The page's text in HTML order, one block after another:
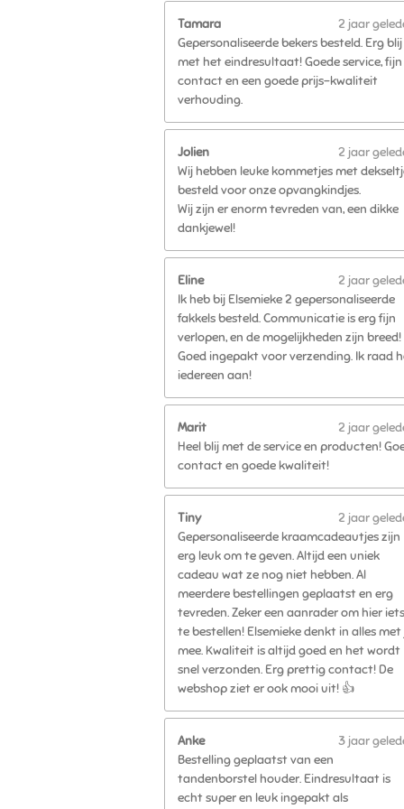
Tamara
2 jaar
Gepersonaliseerde bekers besteld. Erg blij
met het eindresultaat! Goede service, fijn
contact en een goede prijs-kwaliteit
verhouding.
Jolien
2 jaar
Wij hebben leuke kommetjes met
besteld voor onze opvangkindjes.
Wij zijn er enorm tevreden van, een dikke
dankjewel!
Eline
2 jaar
Ik heb bij Elsemieke 2 gepersonaliseerde
fakkels besteld. Communicatie is erg fijn
verlopen, en de mogelijkheden zijn breed!
Goed ingepakt voor verzending. Ik raad
iedereen aan!
Marit
2 jaar
Heel blij met de service en producten!
contact en goede kwaliteit!
Tiny
2 jaar
Gepersonaliseerde kraamcadeautjes zijn
erg leuk om te geven. Altijd een uniek
cadeau wat ze nog niet hebben. Al
meerdere bestellingen geplaatst en erg
tevreden. Zeker een aanrader om hier iets
te bestellen! Elsemieke denkt in alles met
mee. Kwaliteit is altijd goed en het wordt
snel verzonden. Erg prettig contact! De
webshop ziet er ook mooi uit! 👍
Anke
3 jaar
Bestelling geplaatst van een
tandenborstel houder. Eindresultaat is
echt super en leuk ingepakt als